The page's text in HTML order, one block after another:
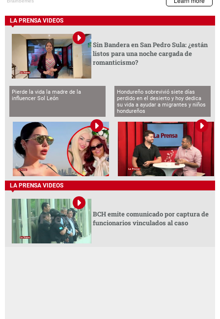
LA PRENSA VIDEOS
Sin Bandera en San Pedro Sula: ¿están
listos para una noche cargada de
romanticismo?
Pierde la vida la madre de la
influencer Sol León
Hondureño sobrevivió siete días
perdido en el desierto y hoy dedica
su vida a ayudar a migrantes y niños
hondureños
LA PRENSA VIDEOS
BCH emite comunicado por captura de
funcionarios vinculados al caso